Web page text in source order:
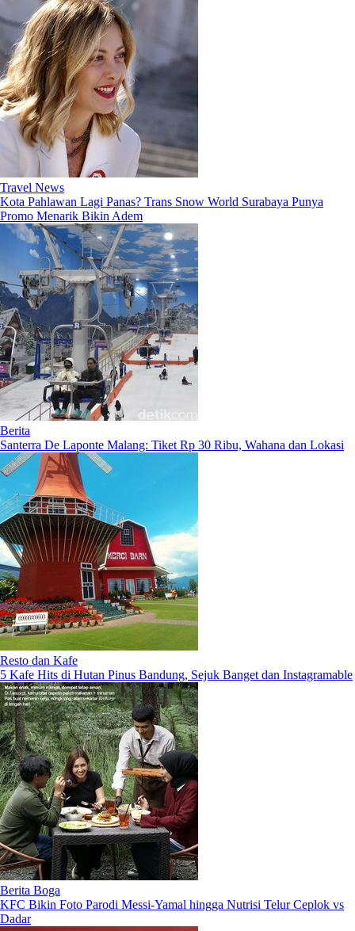
Travel News
Kota Pahlawan Lagi Panas? Trans Snow World Surabaya Punya
Promo Menarik Bikin Adem
Berita
Santerra De Laponte Malang: Tiket Rp 30 Ribu, Wahana dan Lokasi
Resto dan Kafe
5 Kafe Hits di Hutan Pinus Bandung, Sejuk Banget dan Instagramable
Berita Boga
KFC Bikin Foto Parodi Messi-Yamal hingga Nutrisi Telur Ceplok vs
Dadar